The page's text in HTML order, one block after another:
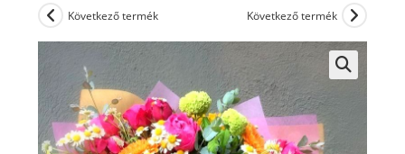
Következő termék Következő termék